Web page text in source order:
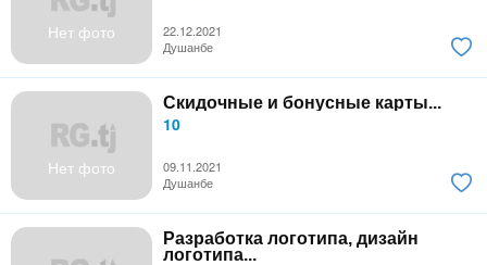
Нет фото
22.12.2021
Душанбе
Нет фото
Скидочные и бонусные карты...
10
09.11.2021
Душанбе
Разработка логотипа, дизайн
логотипа...